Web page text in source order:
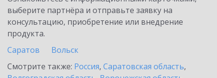
выберите партнёра и отправьте заявку на
консультацию, приобретение или внедрение
продукта.
Саратов
Вольск
Смотрите также: Россия, Саратовская область,